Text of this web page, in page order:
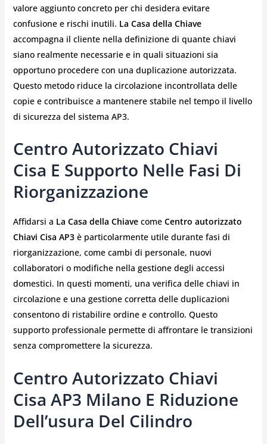
valore aggiunto concreto per chi desidera evitare
confusione e rischi inutili. La Casa della Chiave
accompagna il cliente nella definizione di quante chiavi
siano realmente necessarie e in quali situazioni sia
opportuno procedere con una duplicazione autorizzata.
Questo metodo riduce la circolazione incontrollata delle
copie e contribuisce a mantenere stabile nel tempo il livello
di sicurezza del sistema AP3.
Centro Autorizzato Chiavi
Cisa E Supporto Nelle Fasi Di
Riorganizzazione
Affidarsi a La Casa della Chiavecome Centro autorizzato
Chiavi Cisa AP3è particolarmente utile durante fasi di
riorganizzazione, come cambi di personale, nuovi
collaboratori o modifiche nella gestione degli accessi
domestici. In questi momenti, una verifica delle chiavi in
circolazione e una gestione corretta delle duplicazioni
consentono di ristabilire ordine e controllo. Questo
supporto professionale permette di affrontare le transizioni
senza compromettere la sicurezza.
Centro Autorizzato Chiavi
Cisa AP3 Milano E Riduzione
Dell’usura Del Cilindro